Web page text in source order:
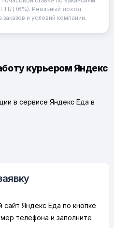
НПД (6%). Реальный доход
заказов и условий компании.
курьером Яндекс
в сервисе Яндекс Еда в
Яндекс Еда по кнопке
телефона и заполните